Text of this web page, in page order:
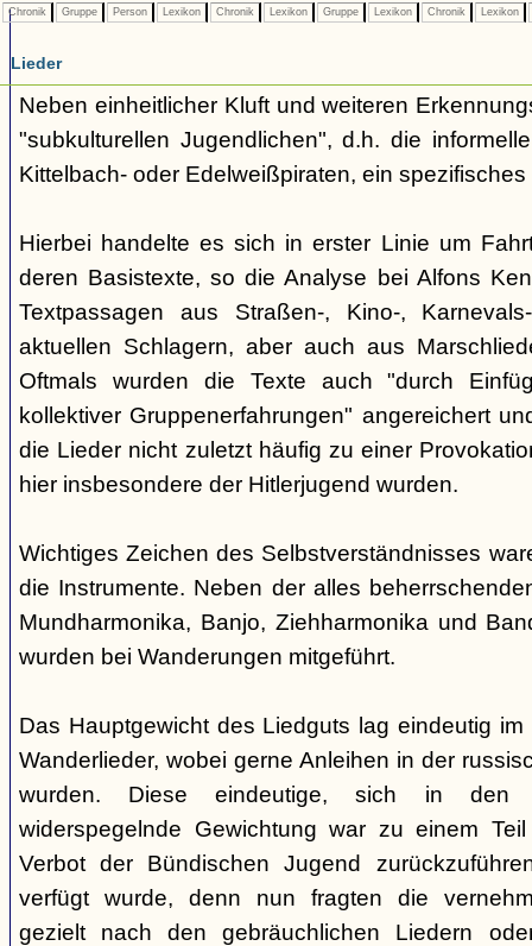
Chronik Gruppe Person Lexikon Chronik Lexikon Gruppe Lexikon Chronik Lexikon
Lieder
Neben einheitlicher Kluft und weiteren
"subkulturellen Jugendlichen", d.h. die
Kittelbach- oder Edelweißpiraten, ein
Hierbei handelte es sich in erster Linie um
deren Basistexte, so die Analyse bei Alfons
Textpassagen aus Straßen-, Kino-,
aktuellen Schlagern, aber auch aus
Oftmals wurden die Texte auch "durch
kollektiver Gruppenerfahrungen" angereichert
die Lieder nicht zuletzt häufig zu einer
hier insbesondere der Hitlerjugend wurden.
Wichtiges Zeichen des Selbstverständnisses
die Instrumente. Neben der alles
Mundharmonika, Banjo, Ziehharmonika und
wurden bei Wanderungen mitgeführt.
Das Hauptgewicht des Liedguts lag eindeutig
Wanderlieder, wobei gerne Anleihen in der
wurden. Diese eindeutige, sich in den
widerspegelnde Gewichtung war zu einem
Verbot der Bündischen Jugend
verfügt wurde, denn nun fragten die
gezielt nach den gebräuchlichen Liedern